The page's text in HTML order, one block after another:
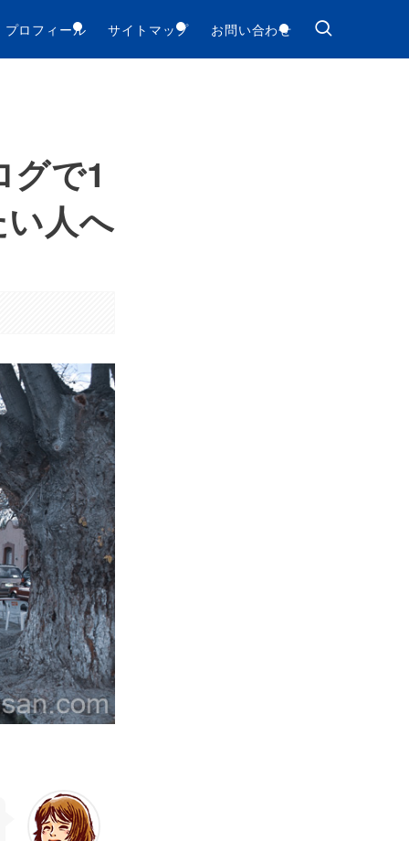
プロフィール サイトマップ お問い合わせ
グで1
人へ